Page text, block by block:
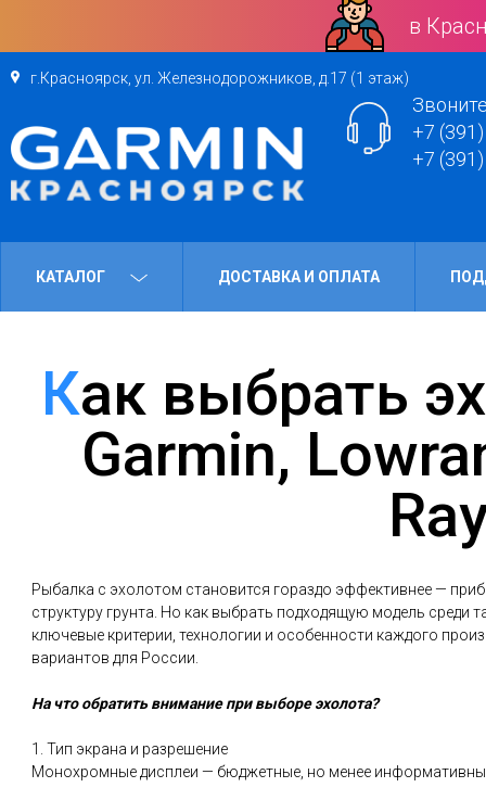
в
г.Красноярск, ул. Железнодорожников, д.17 (1 этаж)
+7
+7
КАТАЛОГ ДОСТАВКА И ОПЛАТА
Как выбрать эхолот для рыбалки:
Garmin,
Рыбалка с эхолотом становится гораздо эффективнее —
структуру грунта. Но как выбрать подходящую модель среди
ключевые критерии, технологии и особенности каждого
вариантов для России.
На что обратить внимание при выборе эхолота?
1. Тип экрана и разрешение
Монохромные дисплеи — бюджетные, но менее